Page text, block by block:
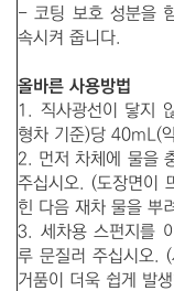
- 코팅 보호 성분을
속시켜 줍니다.
올바른 사용방법
1. 직사광선이 닿지
형차 기준)당 40mL(
2. 먼저 차체에 물을
주십시오. (도장면이
힌 다음 재차 물을 뿌
3. 세차용 스펀지를
루 문질러 주십시오.
거품이 더욱 쉽게 발